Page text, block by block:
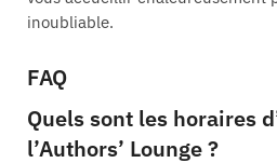
inoubliable.
FAQ
Quels sont les horaires
l’Authors’ Lounge ?